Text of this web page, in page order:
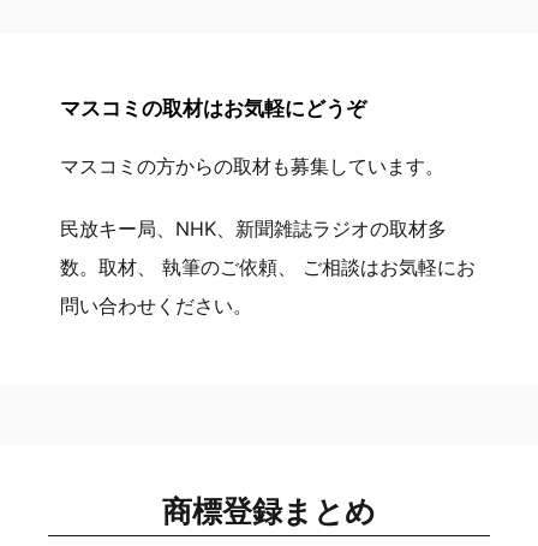
マスコミの取材はお気軽にどうぞ
マスコミの方からの取材も募集しています。
民放キー局、NHK、新聞雑誌ラジオの取材多
数。取材、 執筆のご依頼、 ご相談はお気軽にお
問い合わせください。
商標登録まとめ